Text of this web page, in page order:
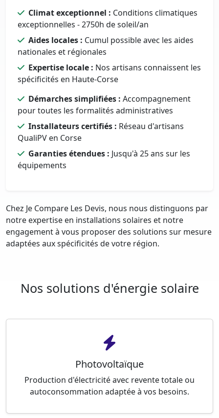
Climat exceptionnel : Conditions climatiques
exceptionnelles - 2750h de soleil/an
Aides locales : Cumul possible avec les aides
nationales et régionales
Expertise locale : Nos artisans connaissent les
spécificités en Haute-Corse
Démarches simplifiées : Accompagnement
pour toutes les formalités administratives
Installateurs certifiés : Réseau d'artisans
QualiPV en Corse
Garanties étendues : Jusqu'à 25 ans sur les
équipements
Chez Je Compare Les Devis, nous nous distinguons par
notre expertise en installations solaires et notre
engagement à vous proposer des solutions sur mesure
adaptées aux spécificités de votre région.
Nos solutions d'énergie solaire
Photovoltaïque
Production d'électricité avec revente totale ou
autoconsommation adaptée à vos besoins.